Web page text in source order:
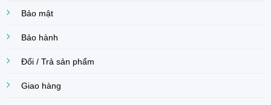
Bảo mật
Bảo hành
Đổi / Trả sản phẩm
Giao hàng